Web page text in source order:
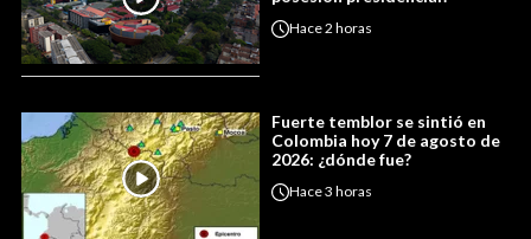
Hace2 horas
Fuerte temblor se sintió en
Colombia hoy 7 de agosto de
2026: ¿dónde fue?
Hace3 horas